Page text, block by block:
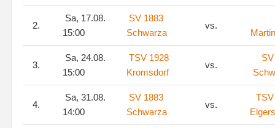
2.
Sa, 17.08.
15:00
SV 1883
Schwarza
vs.
3.
Sa, 24.08.
15:00
TSV 1928
Kromsdorf
vs.
4.
Sa, 31.08.
14:00
SV 1883
Schwarza
vs.